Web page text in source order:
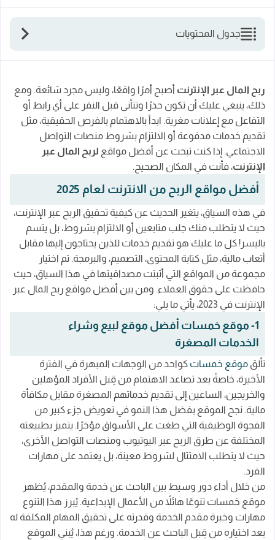
جدول المحتويات
المصغرة
2- مستقل موقع للربح من الإنترنت 2025
3- حسوب من افضل مواقع بيع الخدمات للربح من
الإنترنت
5- موقع بيت. كوم معرض وظائف العمل من المنزل
نصائح لتحقيق الربح من مواقع الربح من الانترنت
الخاتمة
ربح المال عبر الإنترنت أصبح أمرًا واقعًا، وليس مجرد شائعة. ومع
ذلك، ينبغي عليك أن تكون حذرًا وتتأنى قبل النقر على أي رابط أو
التفاعل مع إعلانات مغرية. ابدأ بالاهتمام بالفرص الحقيقية، مثل
تقديم خدمات مدفوعة أو الالتزام بشروط منصات التواصل
الاجتماعي. إذا كنت تبحث عن أفضل مواقع لربح المال عبر
الإنترنت، فأنت في المكان الصحيح.
أفضل مواقع الربح من الانترنت لعام 2025
في هذه السياق، يتغير الحديث عن كيفية تحقيق الربح عبر الإنترنت،
حيث لا يتطلب منك جلب متابعين أو الالتزام بشروط، بل يتسم
باليسر! كل ما عليك هو تقديم خدمات للذين يحتاجون إليها مقابل
أتعاب مالية، مثل كتابة المحتوى، التصميم، والبرمجة. تم اختيار
مجموعة من المواقع التي أثبتت مصداقيتها في هذا السياق، حيث
حافظت على حقوق العملاء. ومن بين أفضل مواقع ربح المال عبر
الإنترنت في 2023، يأتي ما يلي:
1- موقع خمسات أفضل موقع لبيع وشراء
الخدمات المصغرة
تألق موقع خمسات كواحد من الوجهات المبهرة في الفترة
الأخيرة، خاصةً بعد تصاعد الاهتمام من قِبل الأفراد المؤهلين
والخريجين، الساعين إلى تقديم خدماتهم المصغرة مقابل مكافأة
مالية. نجح الموقع بفضل هذا النمو في تعويض جزء كبير من
الفجوة الوظيفية التي طغت على الأسواق مؤخرًا. يتميز بطبيعته
المختلفة عن طرق الربح عبر اليوتيوب ومنصات التواصل الأخرى،
حيث لا يتطلب الامتثال لشروط معينة، بل يعتمد على مهارات
الفرد.
من خلال أداء دور وسيط بين الباحث عن خدمة والمقدم، يُظهر
موقع خمسات تنوعًا هائلاً من الأعمال الإبداعية. يُبرز هذا التنوع
مهارات وخبرة مقدم الخدمة وقدرته على تحقيق المهام المكلفة له
بعد اختياره من قِبل الباحث عن الخدمة. ورغم هذا، يُبني الموقع